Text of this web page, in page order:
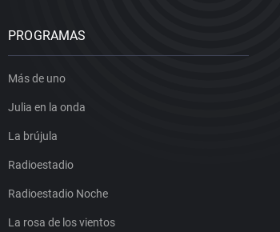
PROGRAMAS
Más de uno
Julia en la onda
La brújula
Radioestadio
Radioestadio Noche
La rosa de los vientos